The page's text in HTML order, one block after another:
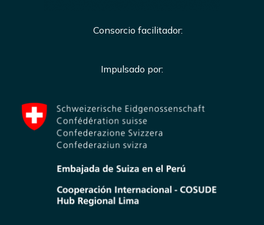
Consorcio facilitador:
Impulsado por: